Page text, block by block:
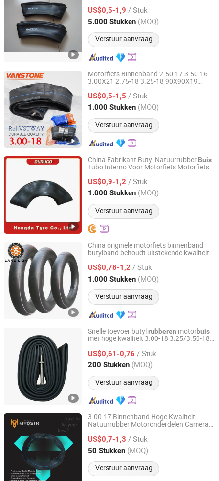
US$0,5-1,9 / Stuk
5.000 Stukken (MOQ)
Verstuur aanvraag
Shandong, China Sinds 2013
Motorfiets Binnenband 2.50-17 3.50-16
3.00X21 2.75-18 3.25-18 90X90X19
(natuurrubber)
US$0,5-1,5 / Stuk
1.000 Stukken (MOQ)
Verstuur aanvraag
Qingdao Vanstone Industry Co., Ltd.
Shandong, China Sinds 2022
China Fabrikant Butyl Natuurrubber Buis
Tubo Interno Voor Motorfiets Motorfiets
ECE 4.10/4.60-18 300-18
US$0,9-1,2 / Stuk
1.000 Stukken (MOQ)
Verstuur aanvraag
Shandong, China Sinds 2016
China originele motorfiets binnenband
butylband behoudt uitstekende kwaliteit
vrachtwagenband auto band
kruiwagenbanden
US$0,78-1,2 / Stuk
1.000 Stukken (MOQ)
Verstuur aanvraag
QINGDAO LAND LION INDUSTRY CO., LTD.
Shandong, China Sinds 2017
Snelle toevoer butylrubberen motorbuis
met hoge kwaliteit 3.00-18 3.25/3.50-18,
US$0,61-0,76 / Stuk
200 Stukken (MOQ)
Verstuur aanvraag
Hebei Zhenghuang Tyre Co., Ltd.
Hebei, China Sinds 2022
3.00-17 Binnenband Hoge Kwaliteit
Natuurrubber Motoronderdelen Camera
US$0,7-1,3 / Stuk
50 Stukken (MOQ)
Verstuur aanvraag
Hangzhou Riji Technology Co., Ltd.
Zhejiang, China Sinds 2021